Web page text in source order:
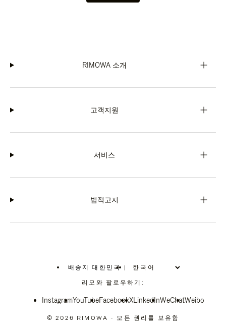
RIMOWA 소개
고객지원
서비스
법적고지
배송지 대한민국
위
치
선
십
|
리모와 팔로우하기:
InstagramYouTubeFacebookXLinkedInWeChatWeibo
© 2026 RIMOWA - 모든 권리를 보유함